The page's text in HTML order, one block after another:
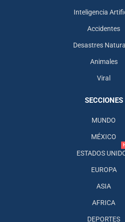
Inteligencia
Accidentes
Desastres
Animales
Viral
SECCIONES
MUNDO
MÉXICO
ESTADOS
EUROPA
ASIA
AFRICA
DEPORTES